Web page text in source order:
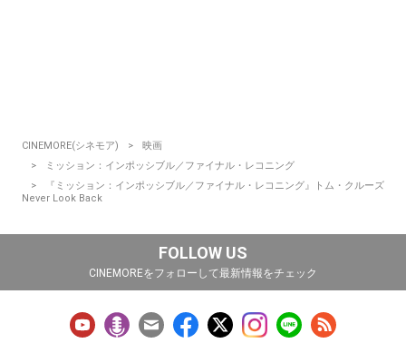
CINEMORE(シネモア)
映画
ミッション：インポッシブル／ファイナル・レコニング
『ミッション：インポッシブル／ファイナル・レコニング』トム・クルーズ
Never Look Back
FOLLOW US
CINEMOREをフォローして最新情報をチェック